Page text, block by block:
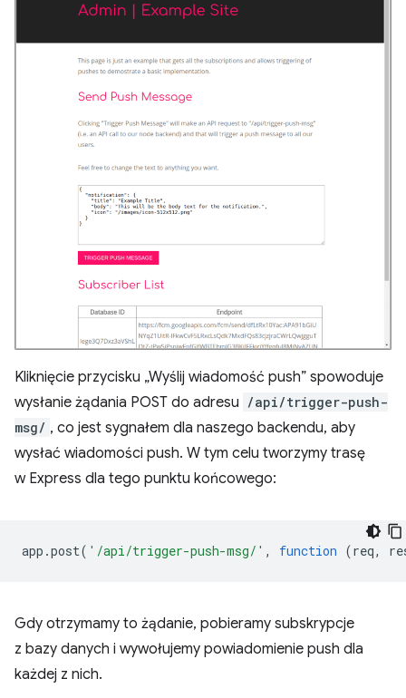
Kliknięcie przycisku „Wyślij wiadomość push” spowoduje
wysłanie żądania POST do adresu /api/trigger-push-
msg/ , co jest sygnałem dla naszego backendu, aby
wysłać wiadomości push. W tym celu tworzymy trasę
w Express dla tego punktu końcowego:
app .post( '/api/trigger-push-msg/' , function (req,
Gdy otrzymamy to żądanie, pobieramy subskrypcje
z bazy danych i wywołujemy powiadomienie push dla
każdej z nich.